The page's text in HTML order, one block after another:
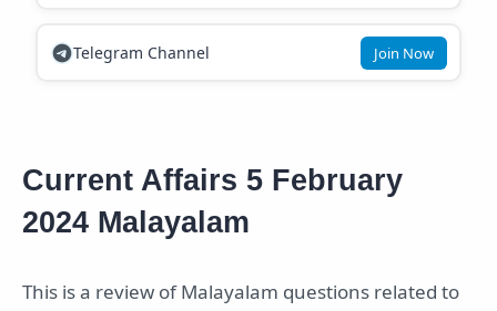
Telegram Channel Join Now
Current Affairs 5 February
2024 Malayalam
This is a review of Malayalam questions related to